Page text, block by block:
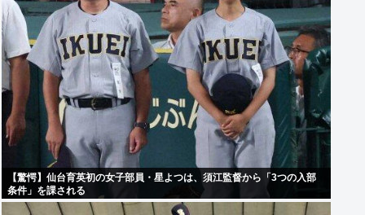
【驚愕】仙台育英初の女子部員・星よつは、須江監督から「3つの入部
条件」を課される